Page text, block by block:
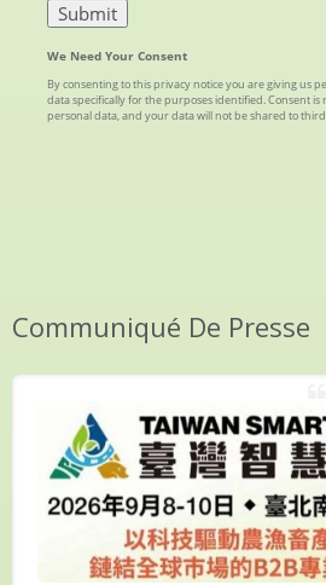
Communiqué De Presse